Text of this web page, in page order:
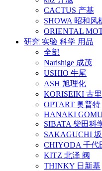
CACTUS 产基
SHOWA 昭和风
ORIENTAL
研究 实验 科学 用品
全部
Narishige 成茂
USHIO 牛尾
ASH 旭理化
KORISEIKI 古
OPTART 奥普特
HANAKI
SIBATA 柴田科
SAKAGUCHI
CHIYODA 千代
KITZ 北泽 阀
THINKY 日新基